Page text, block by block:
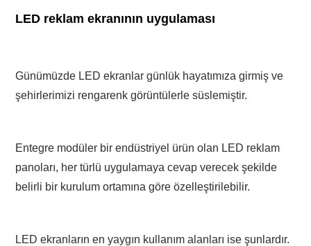
LED reklam ekranının uygulaması
Günümüzde LED ekranlar günlük hayatımıza girmiş ve
şehirlerimizi rengarenk görüntülerle süslemiştir.
Entegre modüler bir endüstriyel ürün olan LED reklam
panoları, her türlü uygulamaya cevap verecek şekilde
belirli bir kurulum ortamına göre özelleştirilebilir.
LED ekranların en yaygın kullanım alanları ise şunlardır.